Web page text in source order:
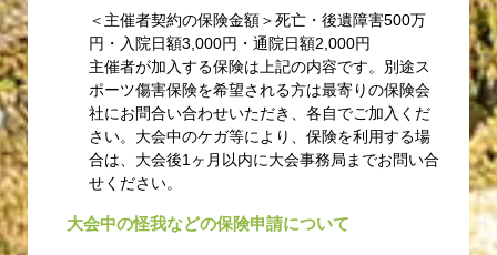
＜主催者契約の保険金額＞死亡・後遺障害500万
円・入院日額3,000円・通院日額2,000円
主催者が加入する保険は上記の内容です。別途ス
ポーツ傷害保険を希望される方は最寄りの保険会
社にお問合い合わせいただき、各自でご加入くだ
さい。大会中のケガ等により、保険を利用する場
合は、大会後1ヶ月以内に大会事務局までお問い合
せください。
大会中の怪我などの保険申請について